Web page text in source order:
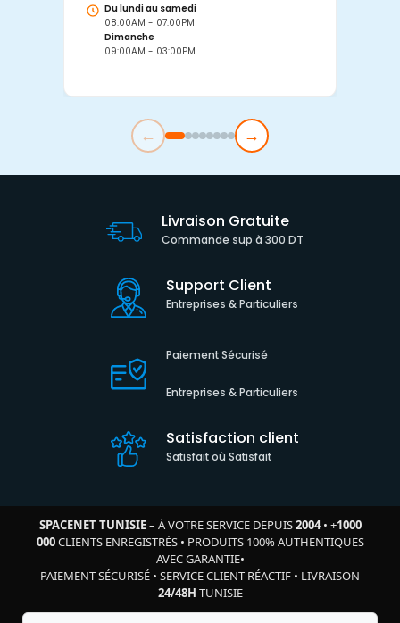
Du lundi au samedi
08:00AM - 07:00PM
Dimanche
09:00AM - 03:00PM
← →
Livraison Gratuite
Commande sup à 300 DT
Support Client
Entreprises & Particuliers
Paiement Sécurisé
Entreprises & Particuliers
Satisfaction client
Satisfait où Satisfait
SPACENET TUNISIE– À VOTRE SERVICE DEPUIS2004• +1000
000CLIENTS ENREGISTRÉS• PRODUITS 100% AUTHENTIQUES
AVEC GARANTIE•
PAIEMENT SÉCURISÉ • SERVICE CLIENT RÉACTIF • LIVRAISON
24/48H TUNISIE